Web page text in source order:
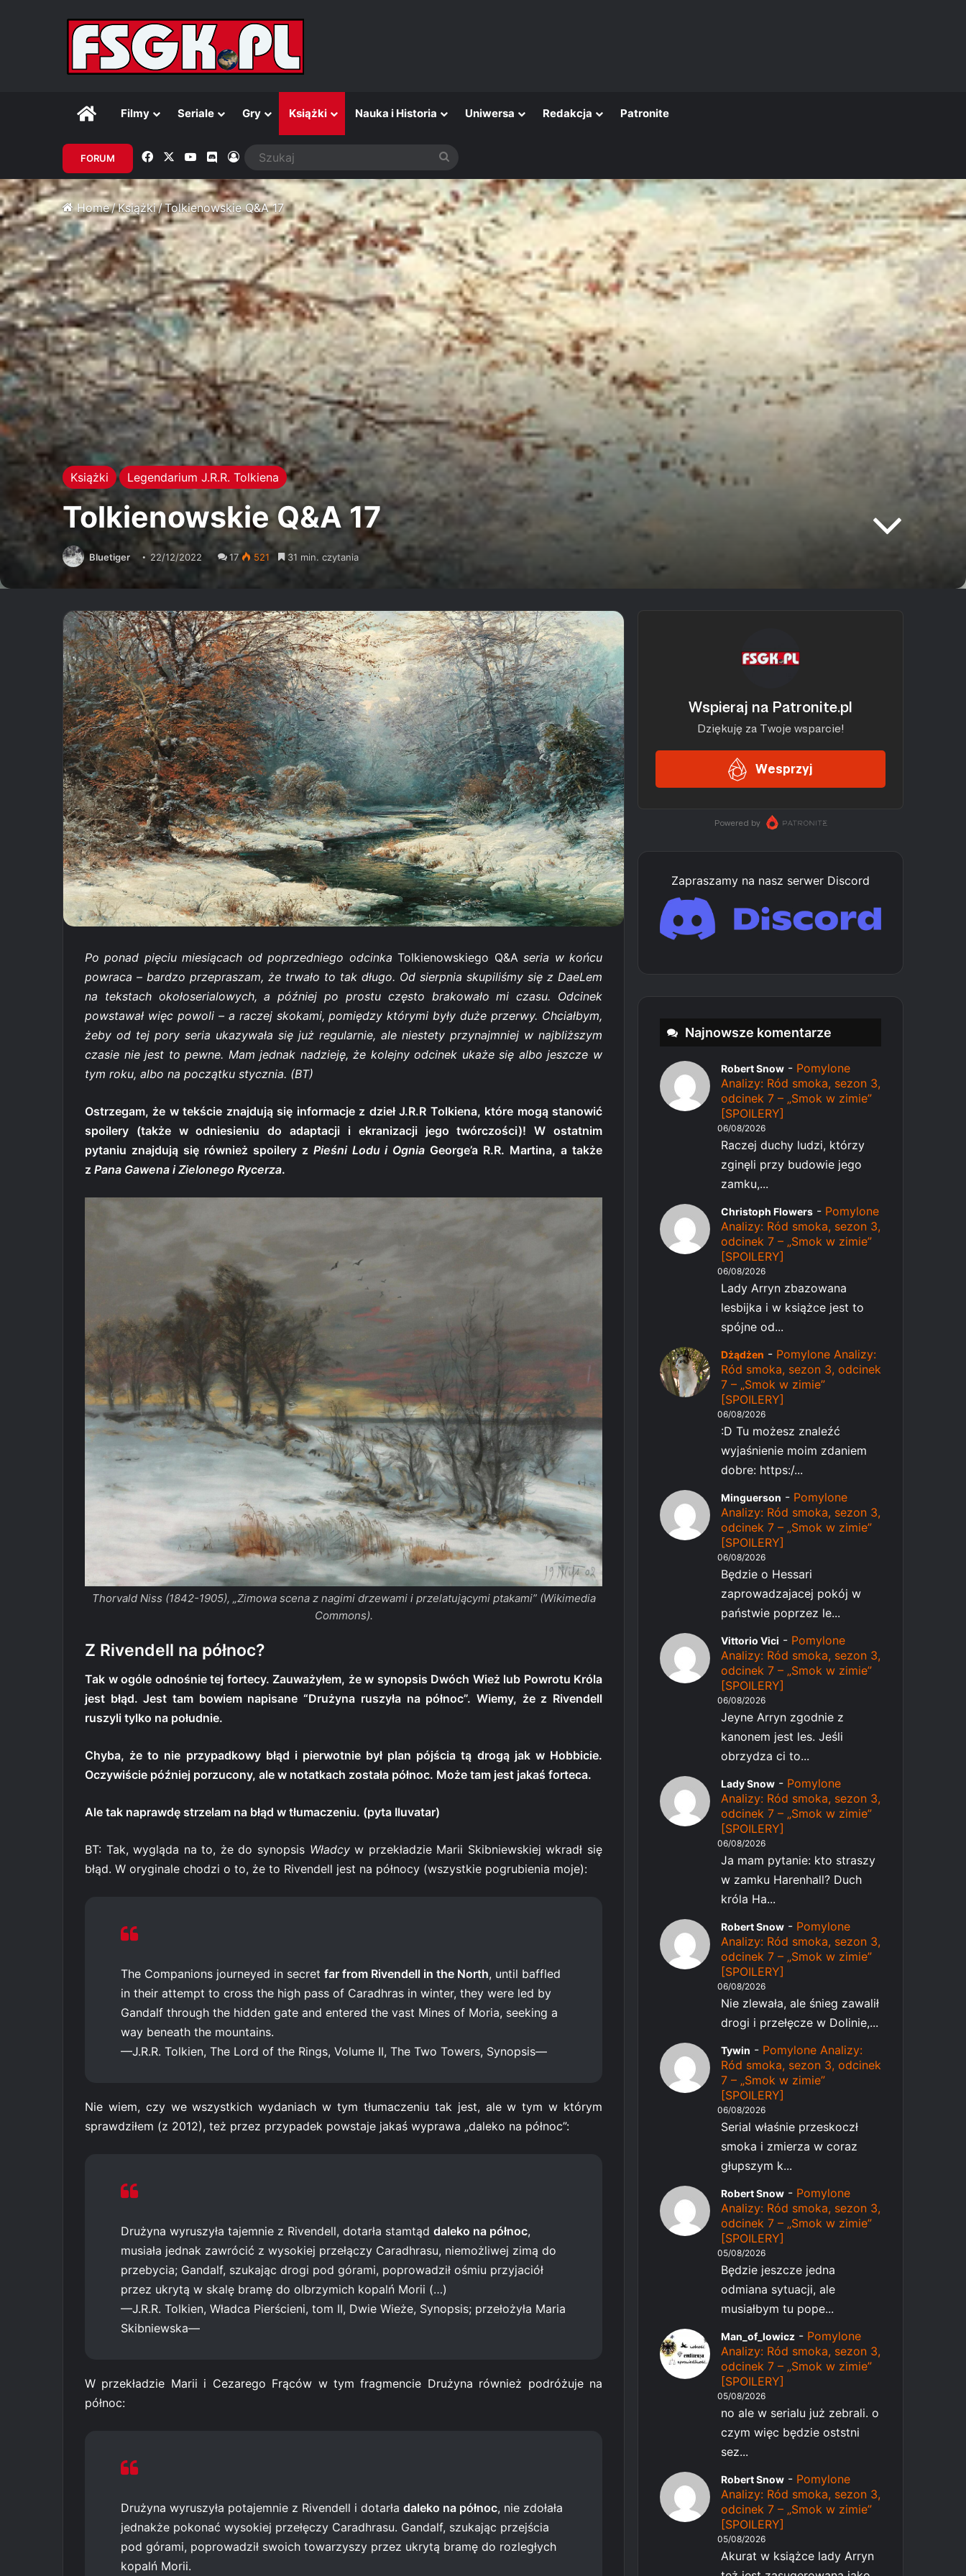
GłównaFilmy Seriale Gry Książki Nauka i Historia Uniwersa Redakcja Patronite
FORUM Facebook YouTubeDiscordZaloguj
Home/Książki/Tolkienowskie Q&A 17
Książki Legendarium J.R.R. Tolkiena
Tolkienowskie Q&A 17
Bluetiger 22/12/2022 17 521 31 min. czytania
Po ponad pięciu miesiącach od poprzedniego odcinkaTolkienowskiego Q&A seria w końcu
powraca – bardzo przepraszam, że trwało to tak długo. Od sierpnia skupiliśmy się z DaeLem
na tekstach okołoserialowych, a później po prostu często brakowało mi czasu. Odcinek
powstawał więc powoli – a raczej skokami, pomiędzy którymi były duże przerwy. Chciałbym,
żeby od tej pory seria ukazywała się już regularnie, ale niestety przynajmniej w najbliższym
czasie nie jest to pewne. Mam jednak nadzieję, że kolejny odcinek ukaże się albo jeszcze w
tym roku, albo na początku stycznia. (BT)
Ostrzegam, że w tekście znajdują się informacje z dzieł J.R.R Tolkiena, które mogą stanowić
spoilery (także w odniesieniu do adaptacji i ekranizacji jego twórczości)! W ostatnim
pytaniu znajdują się również spoilery z Pieśni Lodu i Ognia George’a R.R. Martina, a także
z Pana Gawena i Zielonego Rycerza.
Thorvald Niss (1842-1905), „Zimowa scena z nagimi drzewami i przelatującymi ptakami” (Wikimedia
Commons).
Z Rivendell na północ?
Tak w ogóle odnośnie tej fortecy. Zauważyłem, że w synopsis Dwóch Wież lub Powrotu Króla
jest błąd. Jest tam bowiem napisane “Drużyna ruszyła na północ”. Wiemy, że z Rivendell
ruszyli tylko na południe.
Chyba, że to nie przypadkowy błąd i pierwotnie był plan pójścia tą drogą jak w Hobbicie.
Oczywiście później porzucony, ale w notatkach została północ. Może tam jest jakaś forteca.
Ale tak naprawdę strzelam na błąd w tłumaczeniu. (pyta Iluvatar)
BT: Tak, wygląda na to, że do synopsis Władcyw przekładzie Marii Skibniewskiej wkradł się
błąd. W oryginale chodzi o to, że to Rivendell jest na północy (wszystkie pogrubienia moje):
The Companions journeyed in secret far from Rivendell in the North, until baffled
in their attempt to cross the high pass of Caradhras in winter, they were led by
Gandalf through the hidden gate and entered the vast Mines of Moria, seeking a
way beneath the mountains.
—J.R.R. Tolkien, The Lord of the Rings, Volume II, The Two Towers, Synopsis—
Nie wiem, czy we wszystkich wydaniach w tym tłumaczeniu tak jest, ale w tym w którym
sprawdziłem (z 2012), też przez przypadek powstaje jakaś wyprawa „daleko na północ”:
Drużyna wyruszyła tajemnie z Rivendell, dotarła stamtąd daleko na północ,
musiała jednak zawrócić z wysokiej przełączy Caradhrasu, niemożliwej zimą do
przebycia; Gandalf, szukając drogi pod górami, poprowadził ośmiu przyjaciół
przez ukrytą w skalę bramę do olbrzymich kopalń Morii (…)
—J.R.R. Tolkien, Władca Pierścieni, tom II, Dwie Wieże, Synopsis; przełożyła Maria
Skibniewska—
W przekładzie Marii i Cezarego Frąców w tym fragmencie Drużyna również podróżuje na
północ:
Drużyna wyruszyła potajemnie z Rivendell i dotarła daleko na północ, nie zdołała
jednakże pokonać wysokiej przełęczy Caradhrasu. Gandalf, szukając przejścia
pod górami, poprowadził swoich towarzyszy przez ukrytą bramę do rozległych
kopalń Morii.
Zapraszamy na nasz serwer Discord
Najnowsze komentarze
Robert Snow - Pomylone
Analizy: Ród smoka, sezon 3,
odcinek 7 – „Smok w zimie”
[SPOILERY]
06/08/2026
Raczej duchy ludzi, którzy
zginęli przy budowie jego
zamku,...
Christoph Flowers - Pomylone
Analizy: Ród smoka, sezon 3,
odcinek 7 – „Smok w zimie”
[SPOILERY]
06/08/2026
Lady Arryn zbazowana
lesbijka i w książce jest to
spójne od...
Dżądżen - Pomylone Analizy:
Ród smoka, sezon 3, odcinek
7 – „Smok w zimie”
[SPOILERY]
06/08/2026
:D Tu możesz znaleźć
wyjaśnienie moim zdaniem
dobre: https:/...
Minguerson - Pomylone
Analizy: Ród smoka, sezon 3,
odcinek 7 – „Smok w zimie”
[SPOILERY]
06/08/2026
Będzie o Hessari
zaprowadzajacej pokój w
państwie poprzez le...
Vittorio Vici - Pomylone
Analizy: Ród smoka, sezon 3,
odcinek 7 – „Smok w zimie”
[SPOILERY]
06/08/2026
Jeyne Arryn zgodnie z
kanonem jest les. Jeśli
obrzydza ci to...
Lady Snow - Pomylone
Analizy: Ród smoka, sezon 3,
odcinek 7 – „Smok w zimie”
[SPOILERY]
06/08/2026
Ja mam pytanie: kto straszy
w zamku Harenhall? Duch
króla Ha...
Robert Snow - Pomylone
Analizy: Ród smoka, sezon 3,
odcinek 7 – „Smok w zimie”
[SPOILERY]
06/08/2026
Nie zlewała, ale śnieg zawalił
drogi i przełęcze w Dolinie,...
Tywin - Pomylone Analizy:
Ród smoka, sezon 3, odcinek
7 – „Smok w zimie”
[SPOILERY]
06/08/2026
Serial właśnie przeskoczł
smoka i zmierza w coraz
głupszym k...
Robert Snow - Pomylone
Analizy: Ród smoka, sezon 3,
odcinek 7 – „Smok w zimie”
[SPOILERY]
05/08/2026
Będzie jeszcze jedna
odmiana sytuacji, ale
musiałbym tu pope...
Man_of_lowicz - Pomylone
Analizy: Ród smoka, sezon 3,
odcinek 7 – „Smok w zimie”
[SPOILERY]
05/08/2026
no ale w serialu już zebrali. o
czym więc będzie oststni
sez...
Robert Snow - Pomylone
Analizy: Ród smoka, sezon 3,
odcinek 7 – „Smok w zimie”
[SPOILERY]
05/08/2026
Akurat w książce lady Arryn